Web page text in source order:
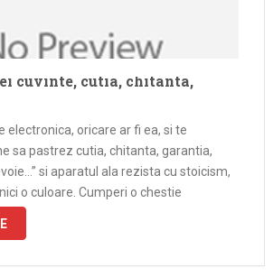
cuvinte, cutia, chitanta,
electronica, oricare ar fi ea, si te
sa pastrez cutia, chitanta, garantia,
si aparatul ala rezista cu stoicism,
o culoare. Cumperi o chestie
ar fi ea, …